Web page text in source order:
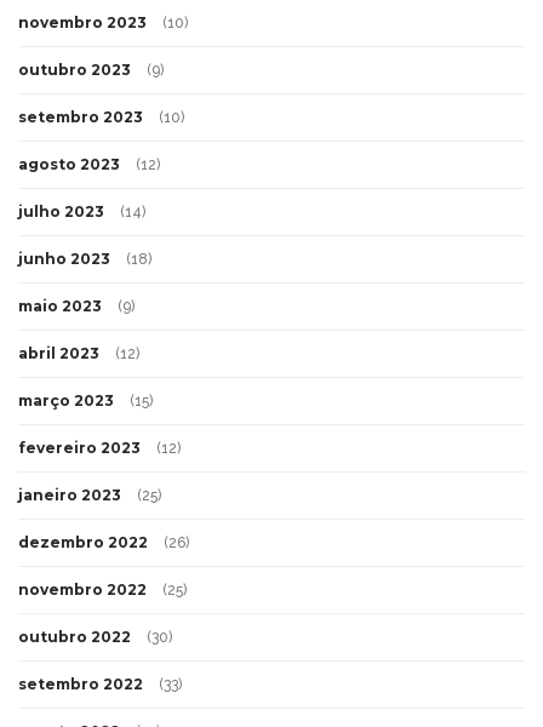
novembro 2023 (10)
outubro 2023 (9)
setembro 2023 (10)
agosto 2023 (12)
julho 2023 (14)
junho 2023 (18)
maio 2023 (9)
abril 2023 (12)
março 2023 (15)
fevereiro 2023 (12)
janeiro 2023 (25)
dezembro 2022 (26)
novembro 2022 (25)
outubro 2022 (30)
setembro 2022 (33)